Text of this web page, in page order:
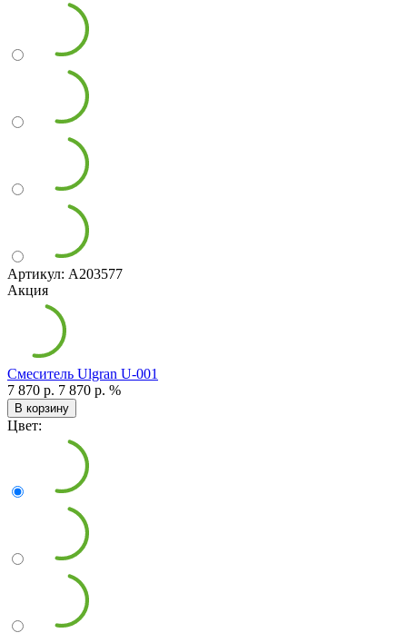
Артикул: А203577
Акция
Смеситель Ulgran U-001
7 870 р. 7 870 р. %
В корзину
Цвет: